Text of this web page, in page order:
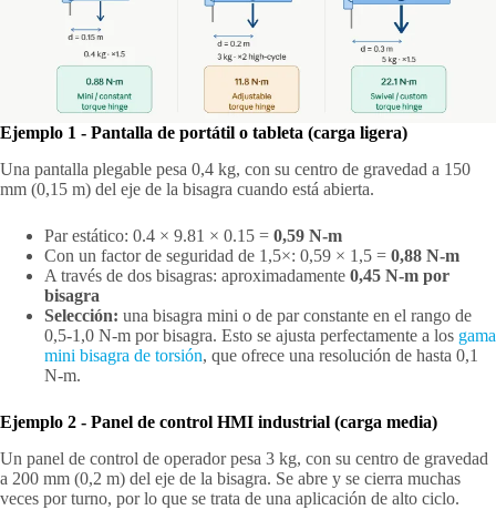
Ejemplo 1 - Pantalla de portátil o tableta (carga ligera)
Una pantalla plegable pesa 0,4 kg, con su centro de gravedad a 150
mm (0,15 m) del eje de la bisagra cuando está abierta.
Par estático: 0.4 × 9.81 × 0.15 = 0,59 N-m
Con un factor de seguridad de 1,5×: 0,59 × 1,5 = 0,88 N-m
A través de dos bisagras: aproximadamente 0,45 N-m por
bisagra
Selección: una bisagra mini o de par constante en el rango de
0,5-1,0 N-m por bisagra. Esto se ajusta perfectamente a los gama
mini bisagra de torsión, que ofrece una resolución de hasta 0,1
N-m.
Ejemplo 2 - Panel de control HMI industrial (carga media)
Un panel de control de operador pesa 3 kg, con su centro de gravedad
a 200 mm (0,2 m) del eje de la bisagra. Se abre y se cierra muchas
veces por turno, por lo que se trata de una aplicación de alto ciclo.